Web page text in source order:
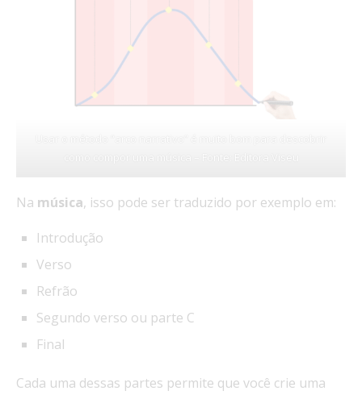
Na música, isso pode ser traduzido por exemplo em:
Introdução
Verso
Refrão
Segundo verso ou parte C
Final
Cada uma dessas partes permite que você crie uma